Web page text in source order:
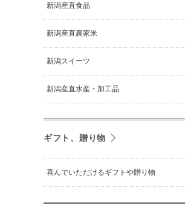
新潟産直食品
新潟産直農家米
新潟スイーツ
新潟産直水産・加工品
ギフト、贈り物
喜んでいただけるギフトや贈り物